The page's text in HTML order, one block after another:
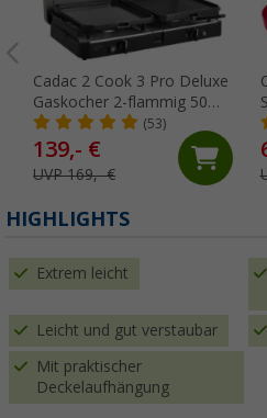
Cadac 2 Cook 3 Pro Deluxe
Gaskocher 2-flammig 50
mbar
(53)
139,- €
UVP 169,- €
HIGHLIGHTS
Extrem leicht
Leicht und gut verstaubar
Mit praktischer
Deckelaufhängung